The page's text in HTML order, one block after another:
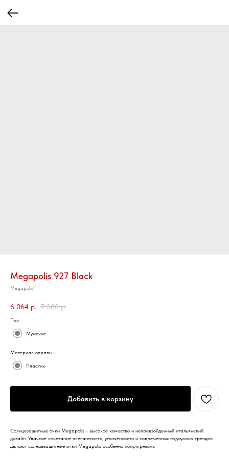
Megapolis 927 Black
Megapolis
6 064 р. 7 580 р.
Пол
Мужские
Материал оправы
Пластик
Добавить в корзину
Солнцезащитные очки Megapolis - высокое качество и непревзойденный итальянский
дизайн. Удачное сочетание элегантности, утонченности и современных подиумных трендов
делают солнцезащитные очки Megapolis особенно популярными.